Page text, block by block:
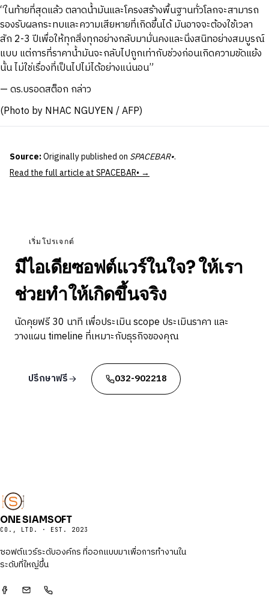
“ในท้ายที่สุดแล้ว ตลาดน้ำมันและโครงสร้างพื้นฐานทั่วโลกจะสามารถ
รองรับผลกระทบและความเสียหายที่เกิดขึ้นได้ มันอาจจะต้องใช้เวลา
สัก 2-3 ปีเพื่อให้ทุกสิ่งทุกอย่างกลับมามั่นคงและนิ่งสนิทอย่างสมบูรณ์
แบบ แต่การที่ราคาน้ำมันจะกลับไปถูกเท่ากับช่วงก่อนเกิดความขัดแย้ง
นั้น ไม่ใช่เรื่องที่เป็นไปไม่ได้อย่างแน่นอน”
—ดร.บรอดสต็อก กล่าว
(Photo by NHAC NGUYEN / AFP)
Source:Originally published on SPACEBAR•.
Read the full article at SPACEBAR• →
เริ่มโปรเจกต์
มีไอเดียซอฟต์แวร์ในใจ? ให้เรา
ช่วยทำให้เกิดขึ้นจริง
นัดคุยฟรี 30 นาที เพื่อประเมิน scope ประเมินราคา และ
วางแผน timeline ที่เหมาะกับธุรกิจของคุณ
ปรึกษาฟรี 032-902218
ONE SIAMSOFT
CO., LTD. · EST. 2023
ซอฟต์แวร์ระดับองค์กร ที่ออกแบบมาเพื่อการทำงานใน
ระดับที่ใหญ่ขึ้น